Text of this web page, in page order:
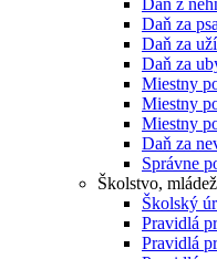
Daň z
Daň za psa
Daň za
Daň za
Miestny
Miestny
Miestny
Daň za
Správne
Školstvo, mládež
Školský
Pravidlá
Pravidlá